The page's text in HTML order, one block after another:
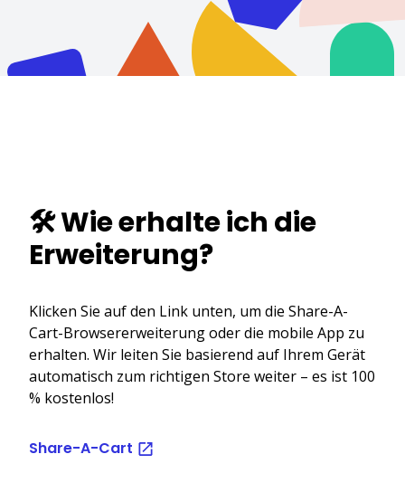
🛠️ Wie erhalte ich die
Erweiterung?
Klicken Sie auf den Link unten, um die Share-A-
Cart-Browsererweiterung oder die mobile App zu
erhalten. Wir leiten Sie basierend auf Ihrem Gerät
automatisch zum richtigen Store weiter – es ist 100
% kostenlos!
Share-A-Cart